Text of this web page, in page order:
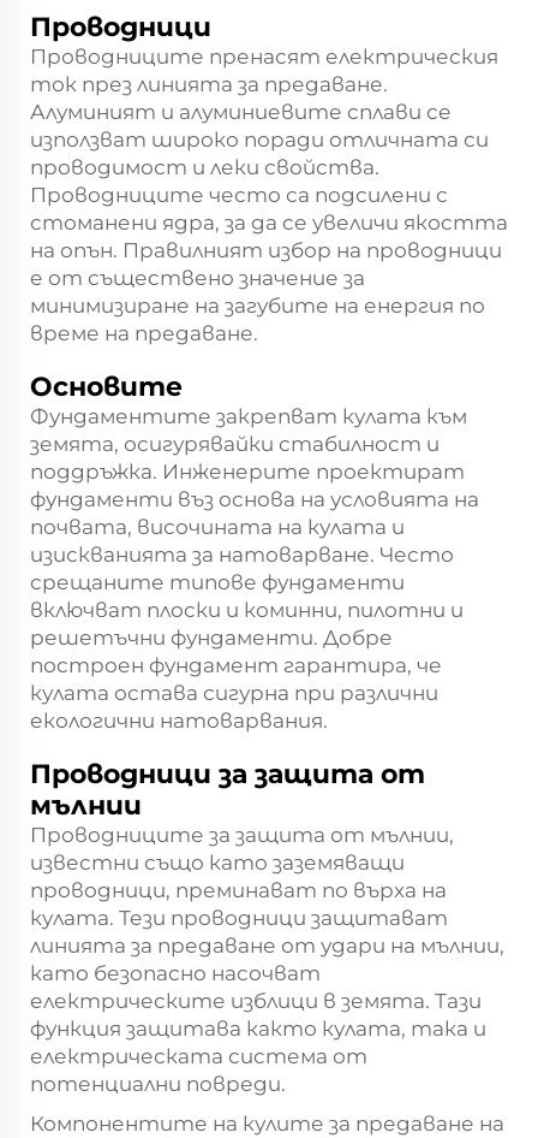
Проводници
Проводниците пренасят електрическия
ток през линията за предаване.
Алуминият и алуминиевите сплави се
използват широко поради отличната си
проводимост и леки свойства.
Проводниците често са подсилени с
стоманени ядра, за да се увеличи якостта
на опън. Правилният избор на проводници
е от съществено значение за
минимизиране на загубите на енергия по
време на предаване.
Основите
Фундаментите закрепват кулата към
земята, осигурявайки стабилност и
поддръжка. Инженерите проектират
фундаменти въз основа на условията на
почвата, височината на кулата и
изискванията за натоварване. Често
срещаните типове фундаменти
включват плоски и коминни, пилотни и
решетъчни фундаменти. Добре
построен фундамент гарантира, че
кулата остава сигурна при различни
екологични натоварвания.
Проводници за защита от
мълнии
Проводниците за защита от мълнии,
известни също като заземяващи
проводници, преминават по върха на
кулата. Тези проводници защитават
линията за предаване от удари на мълнии,
като безопасно насочват
електрическите изблици в земята. Тази
функция защитава както кулата, така и
електрическата система от
потенциални повреди.
Компонентите на кулите за предаване на